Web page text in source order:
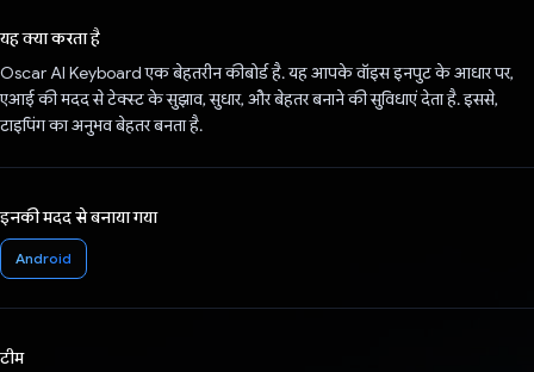
यह क्या करता है
Oscar AI Keyboard एक बेहतरीन कीबोर्ड है. यह आपके वॉइस इनपुट के आधार पर,
एआई की मदद से टेक्स्ट के सुझाव, सुधार, और बेहतर बनाने की सुविधाएं देता है. इससे,
टाइपिंग का अनुभव बेहतर बनता है.
इनकी मदद से बनाया गया
Android
टीम